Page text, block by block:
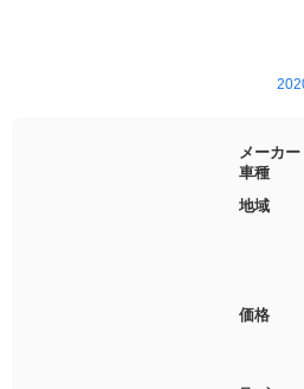
メーカー
車種
地域
価格